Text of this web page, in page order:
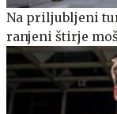
Na priljubljeni
ranjeni štirje